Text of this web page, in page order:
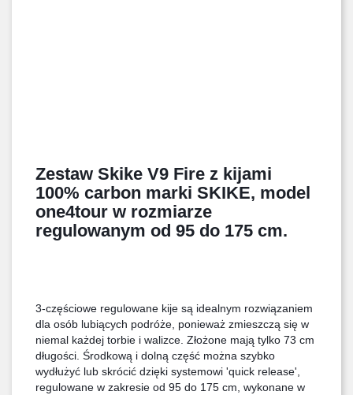
Zestaw Skike V9 Fire z kijami
100% carbon marki SKIKE, model
one4tour w rozmiarze
regulowanym od 95 do 175 cm.
3-częściowe regulowane kije są idealnym rozwiązaniem
dla osób lubiących podróże, ponieważ zmieszczą się w
niemal każdej torbie i walizce. Złożone mają tylko 73 cm
długości. Środkową i dolną część można szybko
wydłużyć lub skrócić dzięki systemowi 'quick release',
regulowane w zakresie od 95 do 175 cm, wykonane w